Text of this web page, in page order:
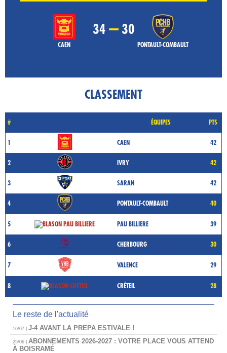
CAEN
34 –
PONTAULT-COMBAULT
30
CLASSEMENT
# ÉQUIPES PTS
1 CAEN 42
2 IVRY 42
3 SARAN 42
4 PONTAULT-COMBAULT 40
5 PAU BILLIERE 39
6 CHERBOURG 30
7 VALENCE 29
8 CRÉTEIL 28
Le reste de l'actualité
16/07 | J-4 AVANT LA PREPA ESTIVALE !
25/06 | ABONNEMENTS 2026-2027 : VOTRE PLACE VOUS ATTEND
À BOISRAMÉ